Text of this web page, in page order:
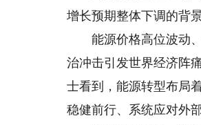
增长预期整体下调的背
能源价格高位波动、
治冲击引发世界经济阵
士看到，能源转型布局
稳健前行、系统应对外